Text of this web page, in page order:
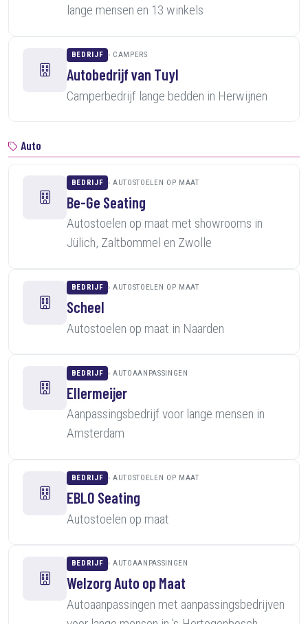
lange mensen en 13 winkels
BEDRIJF CAMPERS
Autobedrijf van Tuyl
Camperbedrijf lange bedden in Herwijnen
Auto
BEDRIJF AUTOSTOELEN OP MAAT
Be-Ge Seating
Autostoelen op maat met showrooms in
Jülich, Zaltbommel en Zwolle
BEDRIJF AUTOSTOELEN OP MAAT
Scheel
Autostoelen op maat in Naarden
BEDRIJF AUTOAANPASSINGEN
Ellermeijer
Aanpassingsbedrijf voor lange mensen in
Amsterdam
BEDRIJF AUTOSTOELEN OP MAAT
EBLO Seating
Autostoelen op maat
BEDRIJF AUTOAANPASSINGEN
Welzorg Auto op Maat
Autoaanpassingen met aanpassingsbedrijven